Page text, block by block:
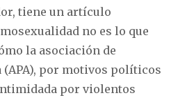
tiene un artículo
no es lo que
la asociación de
por motivos políticos
intimidada por violentos